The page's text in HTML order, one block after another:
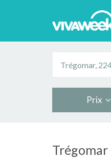
Prix
Trégomar